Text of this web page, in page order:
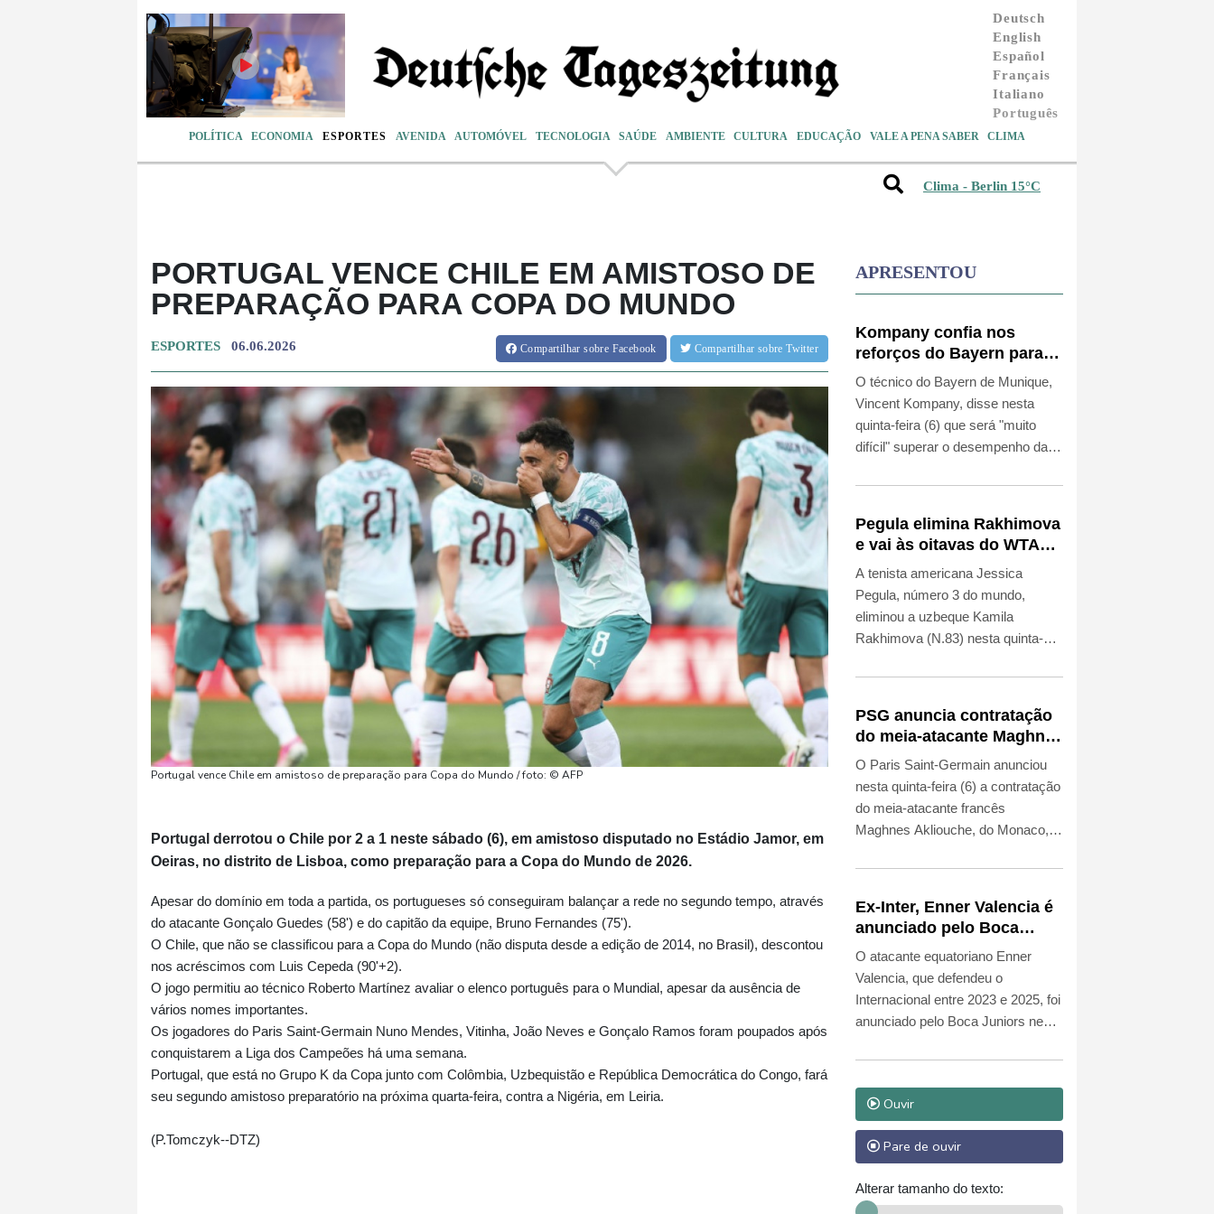
Deutsch
English
Español
Français
Italiano
Português
POLÍTICA ECONOMIA ESPORTES AVENIDA AUTOMÓVEL TECNOLOGIA SAÚDE AMBIENTE CULTURA EDUCAÇÃO VALE A PENA SABER CLIMA
Clima - Berlin 15°C
PORTUGAL VENCE CHILE EM AMISTOSO DE
PREPARAÇÃO PARA COPA DO MUNDO
ESPORTES 06.06.2026 Compartilharsobre Facebook Compartilhar sobre Twitter
Portugal vence Chile em amistoso de preparação para Copa do Mundo / foto: © AFP
Portugal derrotou o Chile por 2 a 1 neste sábado (6), em amistoso disputado no Estádio Jamor, em
Oeiras, no distrito de Lisboa, como preparação para a Copa do Mundo de 2026.
Apesar do domínio em toda a partida, os portugueses só conseguiram balançar a rede no segundo tempo, através
do atacante Gonçalo Guedes (58') e do capitão da equipe, Bruno Fernandes (75').
O Chile, que não se classificou para a Copa do Mundo (não disputa desde a edição de 2014, no Brasil), descontou
nos acréscimos com Luis Cepeda (90'+2).
O jogo permitiu ao técnico Roberto Martínez avaliar o elenco português para o Mundial, apesar da ausência de
vários nomes importantes.
Os jogadores do Paris Saint-Germain Nuno Mendes, Vitinha, João Neves e Gonçalo Ramos foram poupados após
conquistarem a Liga dos Campeões há uma semana.
Portugal, que está no Grupo K da Copa junto com Colômbia, Uzbequistão e República Democrática do Congo, fará
seu segundo amistoso preparatório na próxima quarta-feira, contra a Nigéria, em Leiria.
(P.Tomczyk--DTZ)
APRESENTOU
Kompany confia nos
reforços do Bayern para
conquistar a Champions
O técnico do Bayern de Munique,
Vincent Kompany, disse nesta
quinta-feira (6) que será "muito
difícil" superar o desempenho da
confiança com a chegada dos
ao seu primeiro título da Liga dos
Campeões desde 2020.
Pegula elimina Rakhimova
e vai às oitavas do WTA
1000 de Toronto
A tenista americana Jessica
Pegula, número 3 do mundo,
eliminou a uzbeque Kamila
Rakhimova (N.83) nesta quinta-
final do WTA 1000 de Toronto.
PSG anuncia contratação
do meia-atacante Maghnes
Akliouche
O Paris Saint-Germain anunciou
nesta quinta-feira (6) a contratação
do meia-atacante francês
Maghnes Akliouche, do Monaco,
bicampeão europeu até 2031.
Ex-Inter, Enner Valencia é
anunciado pelo Boca
Juniors
O atacante equatoriano Enner
Valencia, que defendeu o
Internacional entre 2023 e 2025, foi
anunciado pelo Boca Juniors nesta
Ouvir
Pare de ouvir
Alterar tamanho do texto: